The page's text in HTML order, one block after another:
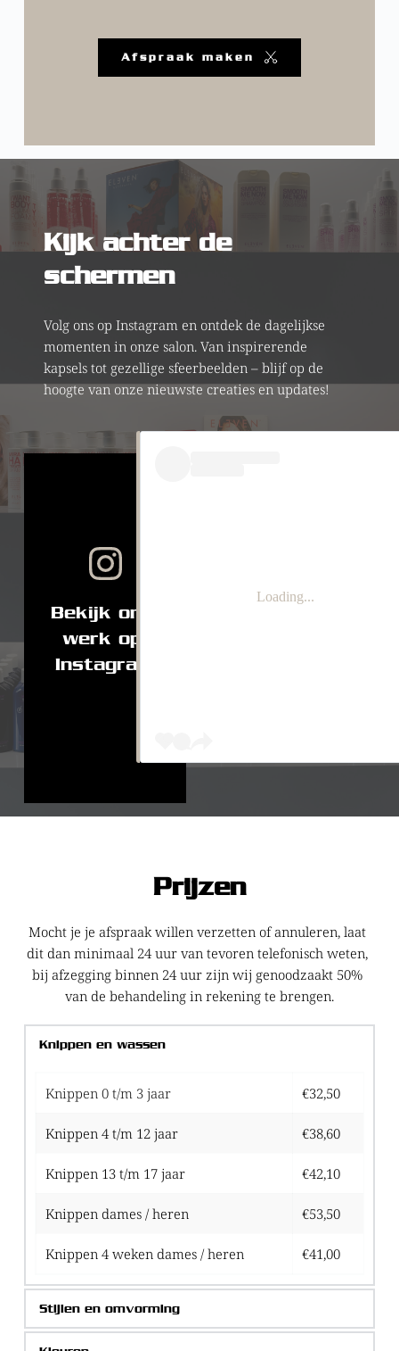
Afspraak maken
Loading...
Bekijk ons
werk op
Instagram
Kijk achter de
schermen
Volg ons op Instagram en ontdek de dagelijkse
momenten in onze salon. Van inspirerende
kapsels tot gezellige sfeerbeelden – blijf op de
hoogte van onze nieuwste creaties en updates!
Prijzen
Mocht je je afspraak willen verzetten of annuleren, laat
dit dan minimaal 24 uur van tevoren telefonisch weten,
bij afzegging binnen 24 uur zijn wij genoodzaakt 50%
van de behandeling in rekening te brengen.
Knippen en wassen
Knippen 0 t/m 3 jaar €32,50
Knippen 4 t/m 12 jaar €38,60
Knippen 13 t/m 17 jaar €42,10
Knippen dames / heren €53,50
Knippen 4 weken dames / heren €41,00
Stijlen en omvorming